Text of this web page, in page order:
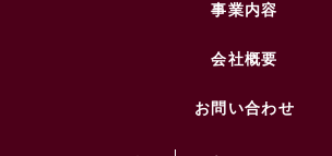
事業内容
会社概要
お問い合わせ